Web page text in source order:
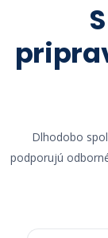
Dlhodobo
podporujú